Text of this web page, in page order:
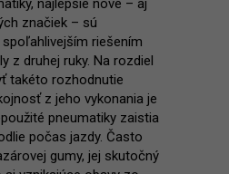
najlepšie nové – aj
značiek – sú
riešením
z druhej ruky. Na rozdiel
takéto rozhodnutie
z jeho vykonania je
pneumatiky zaistia
počas jazdy. Často
gumy, jej skutočný